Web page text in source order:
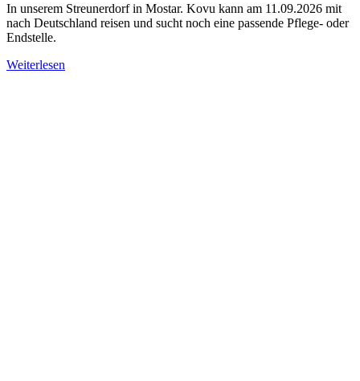
In unserem Streunerdorf in Mostar. Kovu kann am 11.09.2026 mit
nach Deutschland reisen und sucht noch eine passende Pflege- oder
Endstelle.
Weiterlesen